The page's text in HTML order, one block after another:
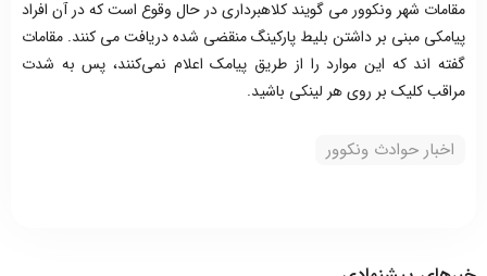
مقامات شهر ونکوور می گویند کلاهبرداری در حال وقوع است که در آن افراد
پیامکی مبنی بر داشتن بلیط پارکینگ منقضی شده دریافت می کنند. مقامات
گفته اند که این موارد را از طریق پیامک اعلام نمی‌کنند، پس به شدت
مراقب کلیک بر روی هر لینکی باشید.
اخبار حوادث ونکوور